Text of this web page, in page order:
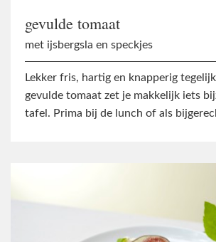
gevulde tomaat
met ijsbergsla en speckjes
Lekker fris, hartig en knapperig
gevulde tomaat zet je makkelijk iets
tafel. Prima bij de lunch of als